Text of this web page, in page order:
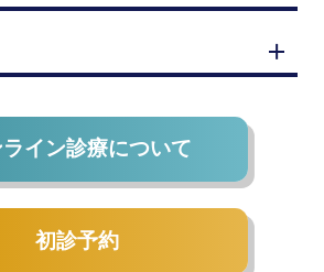
イン診療について
初診予約